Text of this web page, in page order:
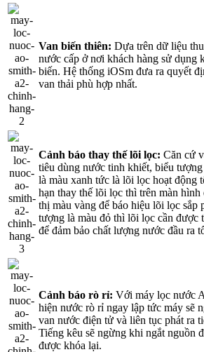
Van biến thiên: Dựa trên dữ liệu
nước cấp ở nơi khách hàng sử dụng
biến. Hệ thống iOSm đưa ra quyết
van thải phù hợp nhất.
Cảnh báo thay thế lõi lọc: Căn cứ
tiêu dùng nước tinh khiết, biểu
là màu xanh tức là lõi lọc hoạt động
hạn thay thế lõi lọc thì trên màn hình
thị màu vàng để báo hiệu lõi lọc sắp
tượng là màu đỏ thì lõi lọc cần được
để đảm bảo chất lượng nước đầu ra
Cảnh báo rò rỉ: Với máy lọc nước
hiện nước rò rỉ ngay lập tức máy sẽ
van nước điện tử và liên tục phát ra
Tiếng kêu sẽ ngừng khi ngắt nguồn
được khóa lại.